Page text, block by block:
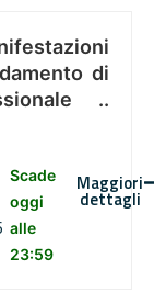
di
..
Scade
oggi
alle
23:59
Maggiori
dettagli